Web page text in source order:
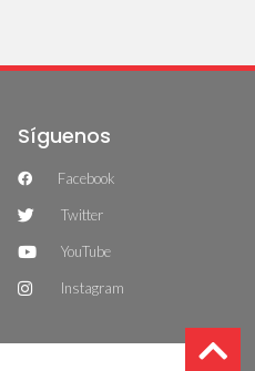
Síguenos
Facebook
Twitter
YouTube
Instagram